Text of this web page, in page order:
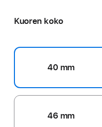
Kuoren koko
40 mm
46 mm